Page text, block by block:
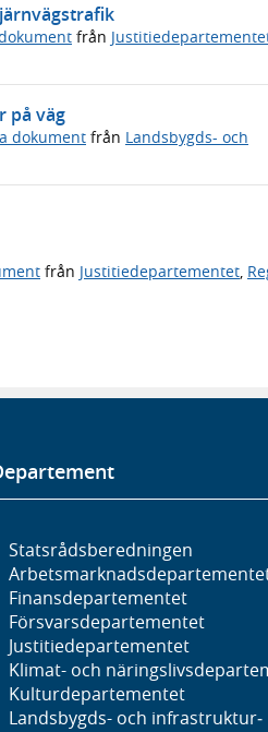
från
på väg
dokument från Landsbygds- och
från Justitiedepartementet,
Statsrådsberedningen
Finans­departementet
Försvars­departementet
Justitie­departementet
Klimat- och
Kultur­departementet
Landsbygds- och infrastruktur­